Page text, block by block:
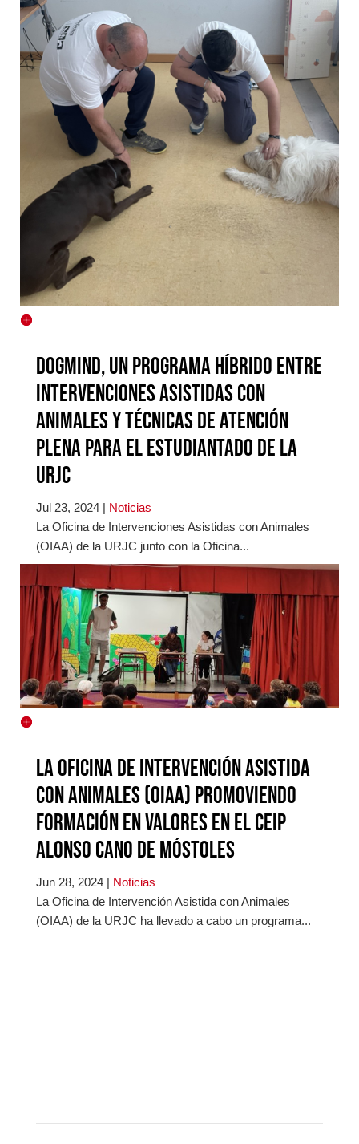
Dogmind, un programa híbrido entre
intervenciones asistidas con
animales y técnicas de atención
plena para el estudiantado de la
URJC
Jul 23, 2024| Noticias
La Oficina de Intervenciones Asistidas con Animales
(OIAA) de la URJC junto con la Oficina...
La oficina de intervención asistida
con animales (OIAA) promoviendo
formación en valores en el CEIP
Alonso Cano de Móstoles
Jun 28, 2024| Noticias
La Oficina de Intervención Asistida con Animales
(OIAA) de la URJC ha llevado a cabo un programa...